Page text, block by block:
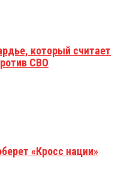
который считает
СВО
«Кросс нации»